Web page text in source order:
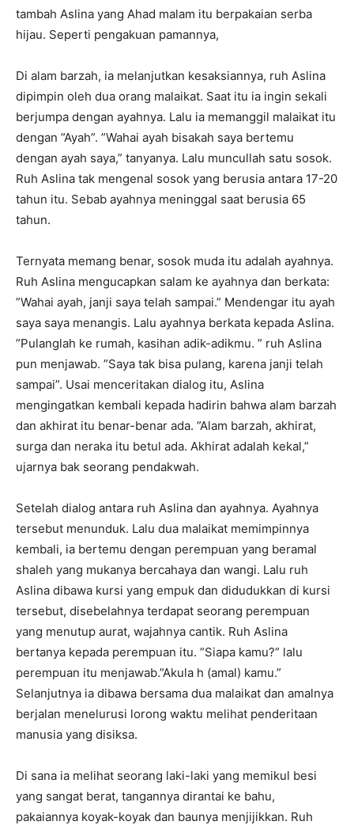
tambah Aslina yang Ahad malam itu berpakaian serba
hijau. Seperti pengakuan pamannya,
Di alam barzah, ia melanjutkan kesaksiannya, ruh Aslina
dipimpin oleh dua orang malaikat. Saat itu ia ingin sekali
berjumpa dengan ayahnya. Lalu ia memanggil malaikat itu
dengan ”Ayah”. ”Wahai ayah bisakah saya bertemu
dengan ayah saya,” tanyanya. Lalu muncullah satu sosok.
Ruh Aslina tak mengenal sosok yang berusia antara 17-20
tahun itu. Sebab ayahnya meninggal saat berusia 65
tahun.
Ternyata memang benar, sosok muda itu adalah ayahnya.
Ruh Aslina mengucapkan salam ke ayahnya dan berkata:
”Wahai ayah, janji saya telah sampai.” Mendengar itu ayah
saya saya menangis. Lalu ayahnya berkata kepada Aslina.
”Pulanglah ke rumah, kasihan adik-adikmu. ” ruh Aslina
pun menjawab. ”Saya tak bisa pulang, karena janji telah
sampai”. Usai menceritakan dialog itu, Aslina
mengingatkan kembali kepada hadirin bahwa alam barzah
dan akhirat itu benar-benar ada. ”Alam barzah, akhirat,
surga dan neraka itu betul ada. Akhirat adalah kekal,”
ujarnya bak seorang pendakwah.
Setelah dialog antara ruh Aslina dan ayahnya. Ayahnya
tersebut menunduk. Lalu dua malaikat memimpinnya
kembali, ia bertemu dengan perempuan yang beramal
shaleh yang mukanya bercahaya dan wangi. Lalu ruh
Aslina dibawa kursi yang empuk dan didudukkan di kursi
tersebut, disebelahnya terdapat seorang perempuan
yang menutup aurat, wajahnya cantik. Ruh Aslina
bertanya kepada perempuan itu. ”Siapa kamu?” lalu
perempuan itu menjawab.”Akula h (amal) kamu.”
Selanjutnya ia dibawa bersama dua malaikat dan amalnya
berjalan menelurusi lorong waktu melihat penderitaan
manusia yang disiksa.
Di sana ia melihat seorang laki-laki yang memikul besi
yang sangat berat, tangannya dirantai ke bahu,
pakaiannya koyak-koyak dan baunya menjijikkan. Ruh